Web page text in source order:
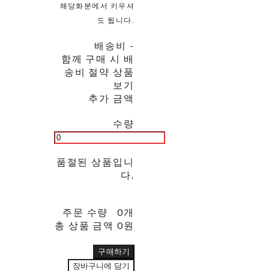
해당화분에서 키우셔
도 됩니다.
배송비 -
함께 구매 시 배
송비 절약 상품
보기
추가 금액
수량
품절된 상품입니
다.
주문 수량
0개
총 상품 금액 0원
구매하기
장바구니에 담기